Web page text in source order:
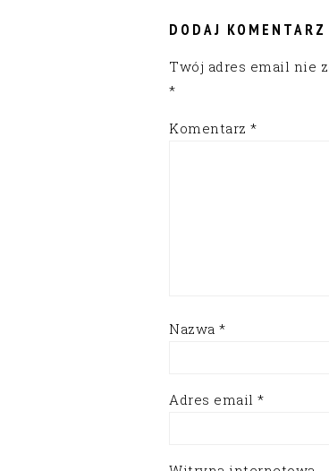
DODAJ KOMENTARZ
Twój adres email nie
*
Komentarz *
Nazwa *
Adres email *